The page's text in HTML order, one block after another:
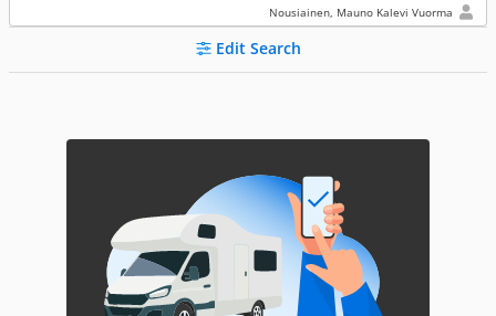
Nousiainen, Mauno Kalevi Vuorma
Edit Search